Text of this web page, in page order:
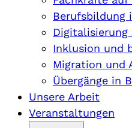
Berufsbildung
Digitalisierung
Inklusion und
Migration und
Übergänge in
Unsere Arbeit
Veranstaltungen